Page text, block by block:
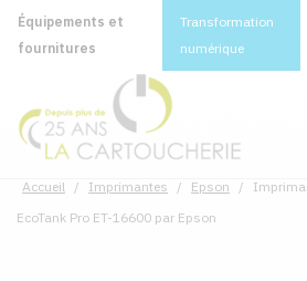
Équipements et
fournitures
Transformation
numérique
Accueil / Imprimantes / Epson /
EcoTank Pro ET-16600 par Epson